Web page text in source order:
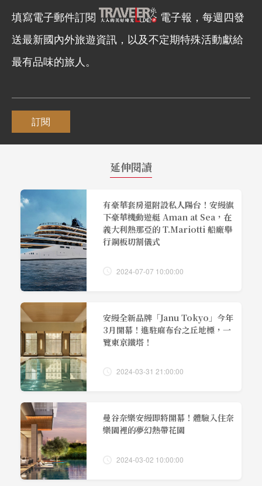
填寫電子郵件訂閱
電子報，每週四發
送最新國內外旅遊資訊，以及不定期特殊活動獻給
最有品味的旅人。
訂閱
延伸閱讀
有豪華套房還附設私人陽台！安縵旗
下豪華機動遊艇 Aman at Sea，在
義大利熱那亞的 T.Mariotti 船廠舉
行鋼板切割儀式
2024-07-07 10:00:00
安縵全新品牌「Janu Tokyo」今年
3月開幕！進駐麻布台之丘地標，一
覽東京鐵塔！
2024-03-31 21:00:00
曼谷奈樂安縵即將開幕！體驗入住奈
樂園裡的夢幻熱帶花園
2024-03-02 10:00:00